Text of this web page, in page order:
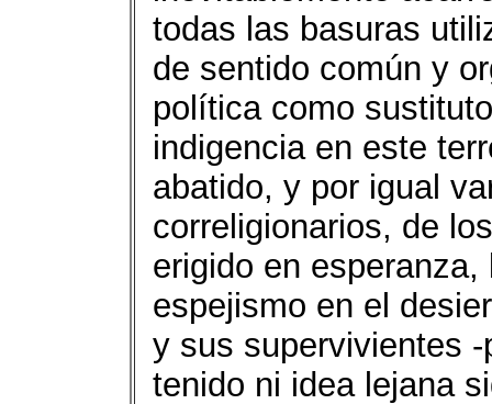
todas las basuras
de sentido común y
política como
indigencia en este
abatido, y por igual
correligionarios, de
erigido en
espejismo en el
y sus supervivientes
tenido ni idea lejana